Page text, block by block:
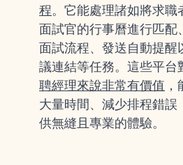
程。它能處理諸如將求職
面試官的行事曆進行匹配
面試流程、發送自動提醒
議連結等任務。這些平台
聘經理來說非常有價值
大量時間、減少排程錯誤
供無縫且專業的體驗。